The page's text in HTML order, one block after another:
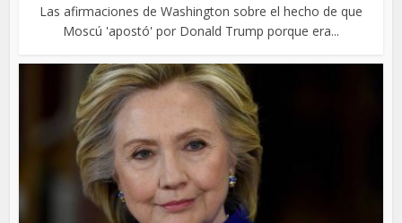
Las afirmaciones de Washington sobre el hecho de que
Moscú 'apostó' por Donald Trump porque era...